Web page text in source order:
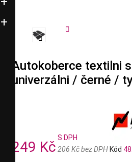


Autokoberce textilni
univerzálni / černé /
249 Kč
S DPH
206 Kč bez DPH Kód